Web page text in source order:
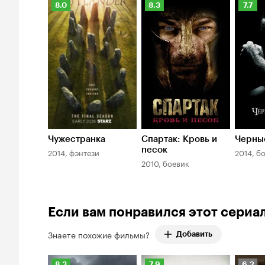
Рейтинг
Кинопоиска
8.0
8.0
Чужестранка
2014, фэнтези
Рейтинг
Кинопоиска
8.3
8.3
Спартак: Кровь и
песок
2010, боевик
7.7
2014,
Если вам понравился этот
Знаете похожие фильмы? Добавить